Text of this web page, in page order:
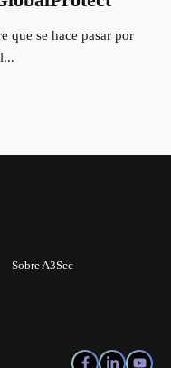
que se hace pasar por
Sobre A3Sec